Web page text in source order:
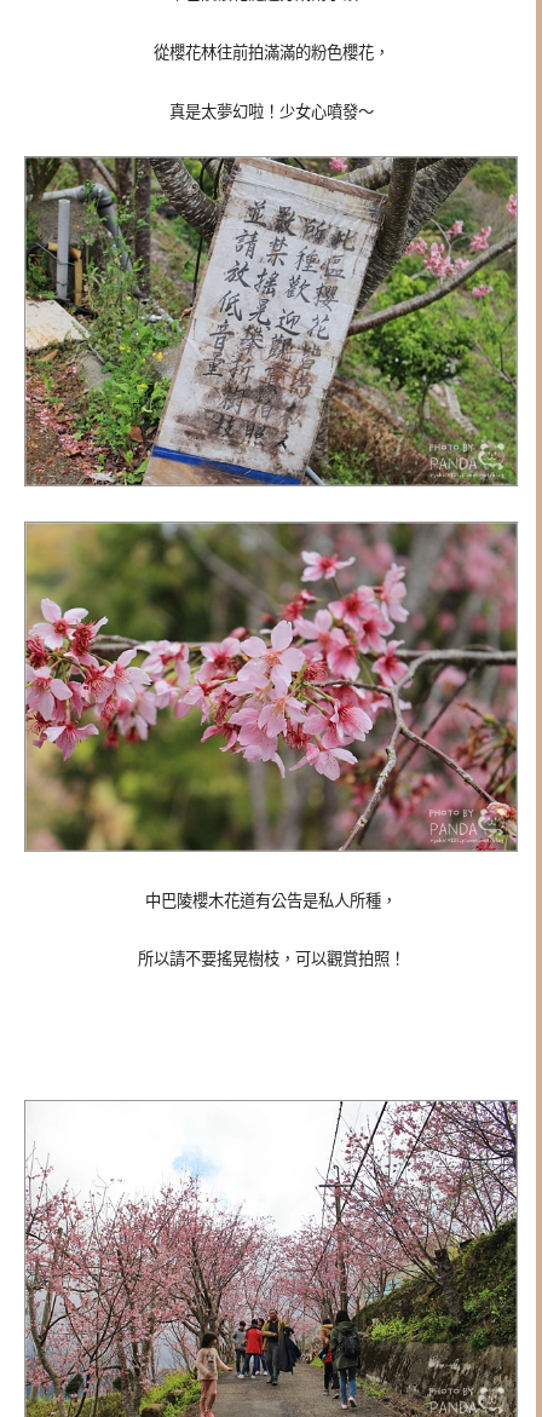
從櫻花林往前拍滿滿的粉色櫻花，
真是太夢幻啦！少女心噴發～
中巴陵櫻木花道有公告是私人所種，
所以請不要搖晃樹枝，可以觀賞拍照！